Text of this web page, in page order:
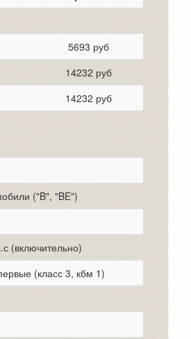
5693 руб
14232 руб
14232 руб
("B", "BE")
(включительно)
(класс 3, кбм 1)